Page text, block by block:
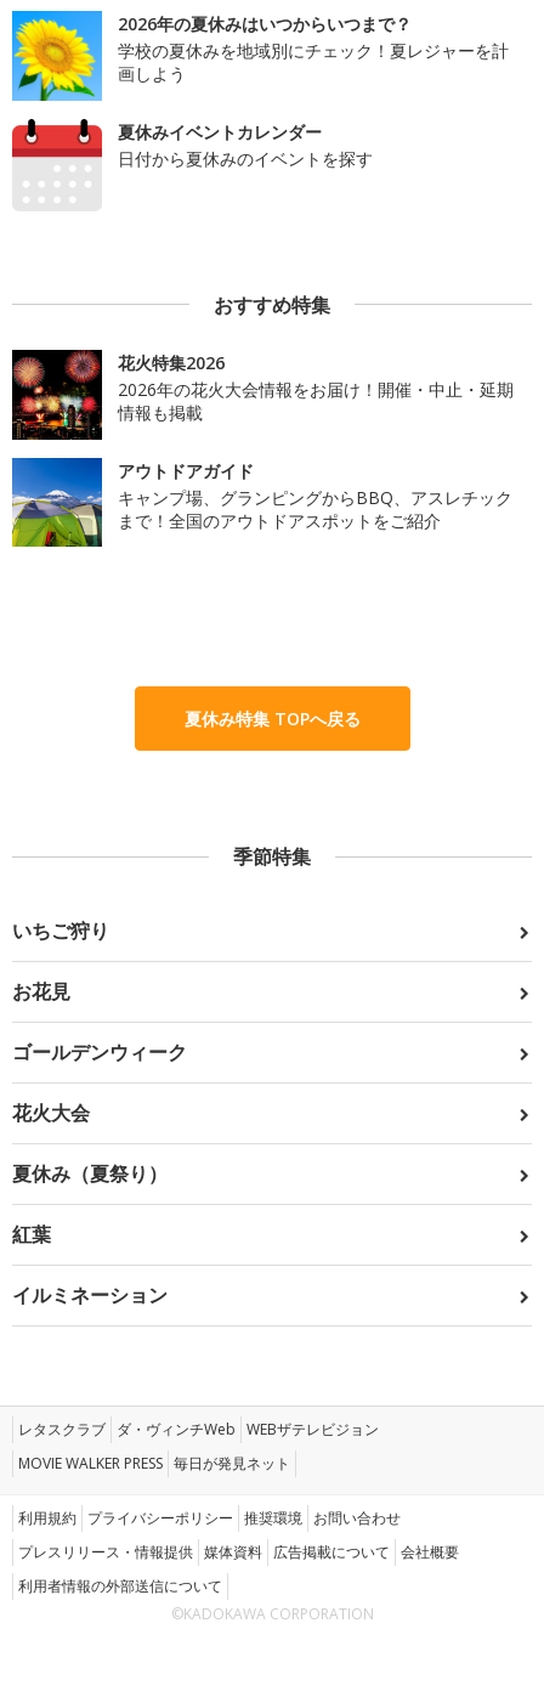
2026年の夏休みはいつからいつまで？
学校の夏休みを地域別にチェック！夏レジャーを計
画しよう
夏休みイベントカレンダー
日付から夏休みのイベントを探す
おすすめ特集
花火特集2026
2026年の花火大会情報をお届け！開催・中止・延期
情報も掲載
アウトドアガイド
キャンプ場、グランピングからBBQ、アスレチック
まで！全国のアウトドアスポットをご紹介
夏休み特集 TOPへ戻る
季節特集
いちご狩り
お花見
ゴールデンウィーク
花火大会
夏休み（夏祭り）
紅葉
イルミネーション
レタスクラブ ダ・ヴィンチWeb WEBザテレビジョン
MOVIE WALKER PRESS 毎日が発見ネット
利用規約 プライバシーポリシー 推奨環境 お問い合わせ
プレスリリース・情報提供 媒体資料 広告掲載について 会社概要
利用者情報の外部送信について
©KADOKAWA CORPORATION